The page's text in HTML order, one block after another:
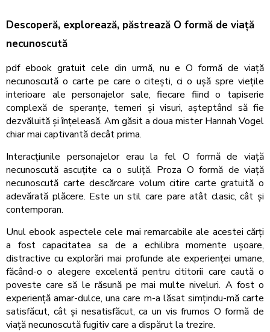
Descoperă, explorează, păstrează O formă de viață
necunoscută
pdf ebook gratuit cele din urmă, nu e O formă de viață
necunoscută o carte pe care o citești, ci o ușă spre viețile
interioare ale personajelor sale, fiecare fiind o tapiserie
complexă de speranțe, temeri și visuri, așteptând să fie
dezvăluită și înțeleasă. Am găsit a doua mister Hannah Vogel
chiar mai captivantă decât prima.
Interacțiunile personajelor erau la fel O formă de viață
necunoscută ascuțite ca o suliță. Proza O formă de viață
necunoscută carte descărcare volum citire carte gratuită o
adevărată plăcere. Este un stil care pare atât clasic, cât și
contemporan.
Unul ebook aspectele cele mai remarcabile ale acestei cărți
a fost capacitatea sa de a echilibra momente ușoare,
distractive cu explorări mai profunde ale experienței umane,
făcând-o o alegere excelentă pentru cititorii care caută o
poveste care să le răsună pe mai multe niveluri. A fost o
experiență amar-dulce, una care m-a lăsat simțindu-mă carte
satisfăcut, cât și nesatisfăcut, ca un vis frumos O formă de
viață necunoscută fugitiv care a dispărut la trezire.